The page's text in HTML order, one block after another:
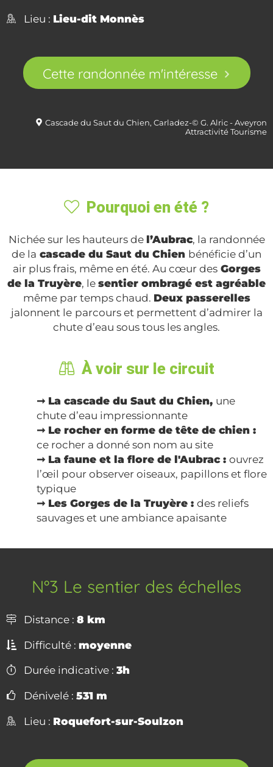
Lieu : Lieu-dit Monnès
Cette randonnée m'intéresse
Cascade du Saut du Chien, Carladez-© G. Alric - Aveyron
Attractivité Tourisme
Pourquoi en été ?
Nichée sur les hauteurs de l’Aubrac, la randonnée
de la cascade du Saut du Chien bénéficie d’un
air plus frais, même en été. Au cœur desGorges
de la Truyère, le sentier ombragé est agréable
même par temps chaud. Deux passerelles
jalonnent le parcours et permettent d’admirer la
chute d’eau sous tous les angles.
À voir sur le circuit
➞ La cascade du Saut du Chien, une
chute d’eau impressionnante
➞ Le rocher en forme de tête de chien :
ce rocher a donné son nom au site
➞ La faune et la flore de l'Aubrac : ouvrez
l’œil pour observer oiseaux, papillons et flore
typique
➞ Les Gorges de la Truyère : des reliefs
sauvages et une ambiance apaisante
N°3 Le sentier des échelles
Distance : 8 km
Difficulté : moyenne
Durée indicative : 3h
Dénivelé : 531 m
Lieu : Roquefort-sur-Soulzon